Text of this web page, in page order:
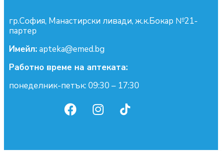
гр.София, Манастирски ливади, ж.к.Бокар №21-
партер
Имейл:apteka@emed.bg
Работно време на аптеката:
понеделник-петък: 09:30 – 17:30